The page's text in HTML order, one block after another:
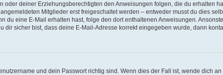
oder deiner Erziehungsberechtigten den Anweisungen folgen, die du erhalten
Mitglieder erst freigeschaltet werden – entweder musst du dies
du eine E-Mail erhalten hast, folge den dort enthaltenen Anweisungen.
dir sicher bist, dass deine E-Mail-Adresse korrekt eingegeben wurde, dann
und dein Passwort richtig sind. Wenn dies der Fall ist, wende dich